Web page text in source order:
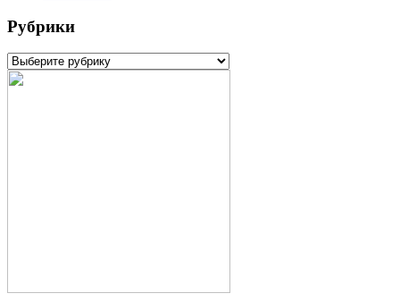
Рубрики
Рубрики